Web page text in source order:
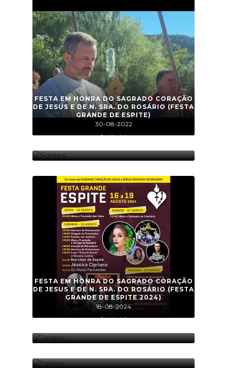
39 foto(s)
FESTA EM HONRA DO SAGRADO CORAÇÃO
DE JESUS E DE N. SRA. DO ROSÁRIO (FESTA
GRANDE DE ESPITE)
30-08-2022
1 vídeo(s)
01-01-2022
15 foto(s)
FESTA EM HONRA DO SAGRADO CORAÇÃO
DE JESUS E DE N. SRA. DO ROSÁRIO (FESTA
GRANDE DE ESPITE 2024)
18-08-2024
1 vídeo(s)
01-01-2022